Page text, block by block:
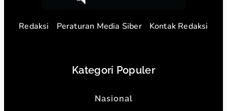
Redaksi Peraturan Media Siber Kontak Redaksi
Kategori Populer
Nasional